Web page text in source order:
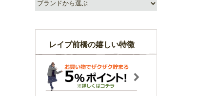
レイブ前橋の嬉しい特徴